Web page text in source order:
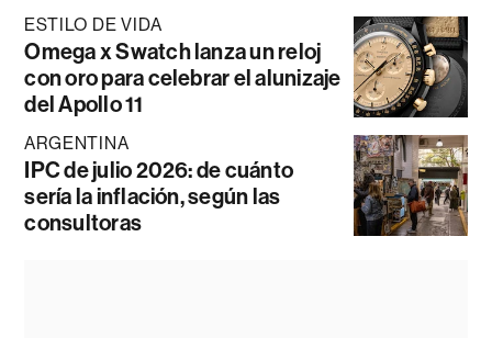
ESTILO DE VIDA
Omega x Swatch lanza un reloj
con oro para celebrar el alunizaje
del Apollo 11
ARGENTINA
IPC de julio 2026: de cuánto
sería la inflación, según las
consultoras